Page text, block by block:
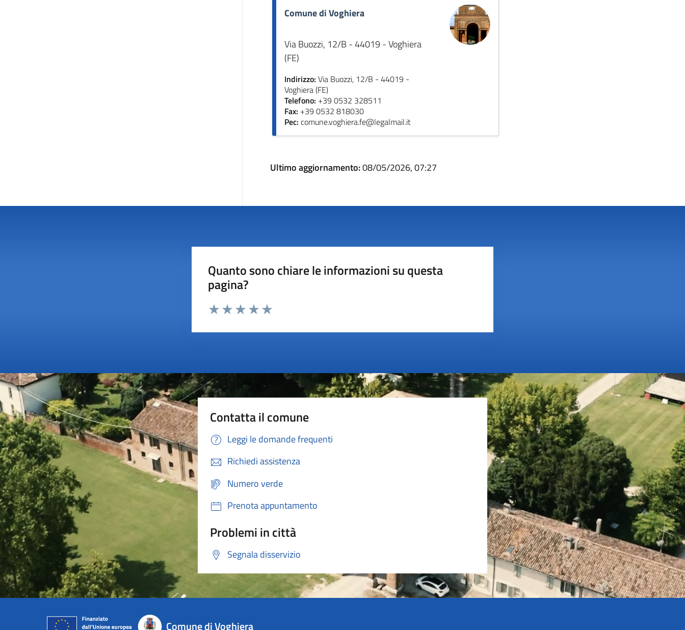
Comune di Voghiera
Via Buozzi, 12/B - 44019 - Voghiera
(FE)
Indirizzo: Via Buozzi, 12/B - 44019 -
Voghiera (FE)
Telefono: +39 0532 328511
Fax: +39 0532 818030
Pec: comune.voghiera.fe@legalmail.it
Ultimo aggiornamento:08/05/2026, 07:27
Quanto sono chiare le informazioni su questa
pagina?
Contatta il comune
Leggi le domande frequenti
Richiedi assistenza
Numero verde
Prenota appuntamento
Problemi in città
Segnala disservizio
Comune di Voghiera